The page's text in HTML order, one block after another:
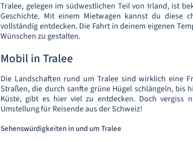
Tralee, gelegen im südwestlichen Teil von Irland, ist
Geschichte. Mit einem Mietwagen kannst du diese
vollständig entdecken. Die Fahrt in deinem eigenen
Wünschen zu gestalten.
Mobil in Tralee
Die Landschaften rund um Tralee sind wirklich eine
Straßen, die durch sanfte grüne Hügel schlängeln, bis
Küste, gibt es hier viel zu entdecken. Doch
Umstellung für Reisende aus der Schweiz!
Sehenswürdigkeiten in und um Tralee